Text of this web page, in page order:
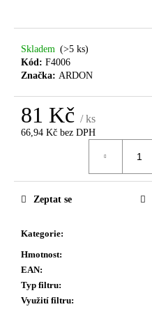
Skladem (>5 ks)
Kód: F4006
Značka: ARDON
81 Kč / ks
66,94 Kč bez DPH
Kategorie:
Hmotnost:
EAN:
Typ filtru:
Využití filtru:
Zeptat se
HLEDAT
o
p
o
u